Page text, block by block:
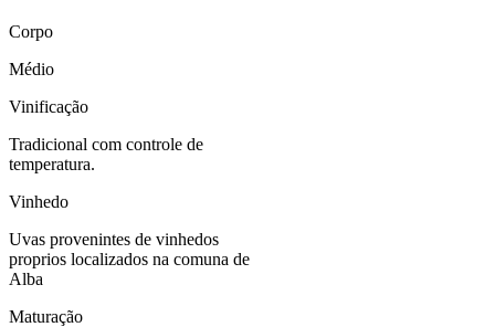
Corpo
Médio
Vinificação
Tradicional com controle de
temperatura.
Vinhedo
Uvas provenintes de vinhedos
proprios localizados na comuna de
Alba
Maturação